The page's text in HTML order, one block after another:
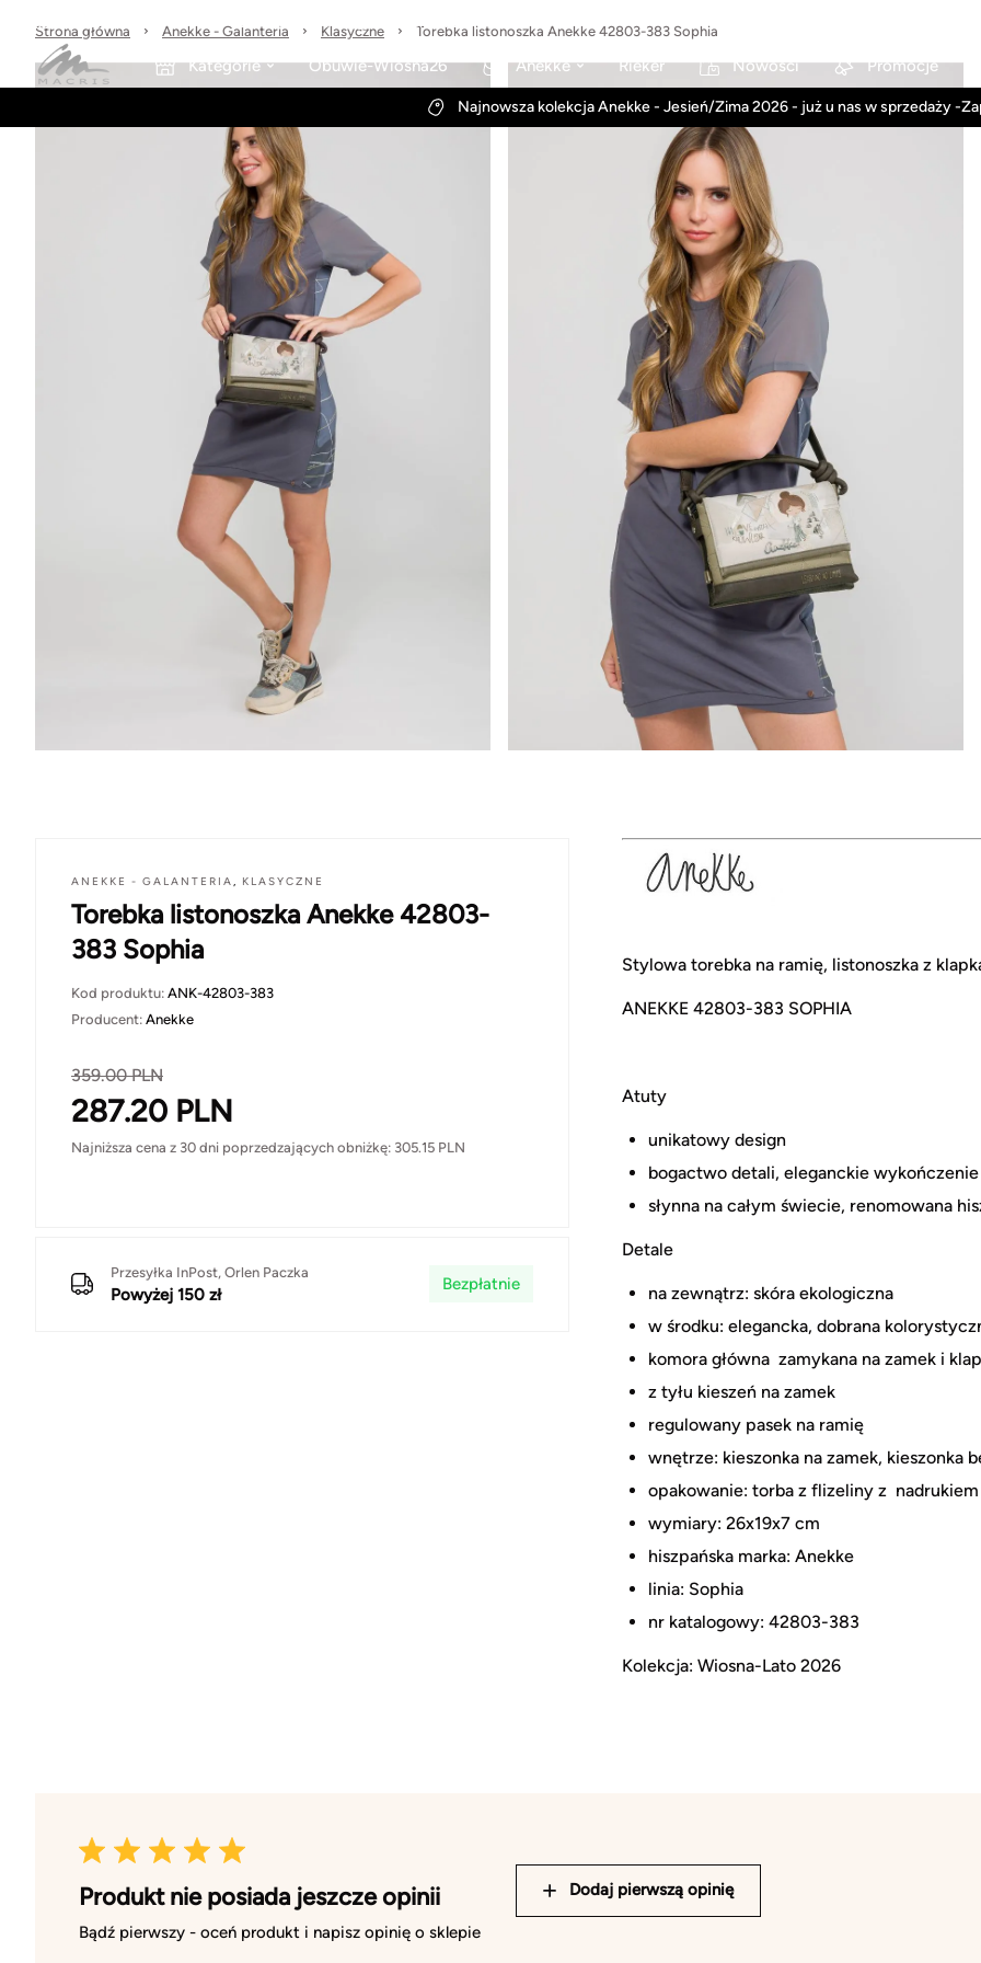
Sprawdzone marki
Kategorie Obuwie-Wiosna26 Anekke Rieker Nowości Promocje
Najnowsza kolekcja Anekke - Jesień/Zima 2026 - już u nas w sprzedaży -
Strona główna Anekke - Galanteria Klasyczne Torebka listonoszka Anekke 42803-383 Sophia
ANEKKE - GALANTERIA, KLASYCZNE
Torebka listonoszka Anekke 42803-
383 Sophia
Kod produktu: ANK-42803-383
Producent: Anekke
359.00PLN
287.20 PLN
Najniższa cena z 30 dni poprzedzających obniżkę: 305.15 PLN
Przesyłka InPost, Orlen Paczka
Powyżej 150 zł
Bezpłatnie
Stylowa torebka na ramię, listonoszka z
ANEKKE 42803-383 SOPHIA
Atuty
unikatowy design
bogactwo detali, eleganckie wykończenie
słynna na całym świecie, renomowana
Detale
na zewnątrz: skóra ekologiczna
w środku: elegancka, dobrana
komora główna zamykana na zamek i
z tyłu kieszeń na zamek
regulowany pasek na ramię
wnętrze: kieszonka na zamek, kieszonka
opakowanie: torba z flizeliny z
wymiary: 26x19x7 cm
hiszpańska marka: Anekke
linia: Sophia
nr katalogowy: 42803-383
Kolekcja: Wiosna-Lato 2026
Produkt nie posiada jeszcze opinii
Bądź pierwszy - oceń produkt i napisz opinię o sklepie
Dodaj pierwszą opinię